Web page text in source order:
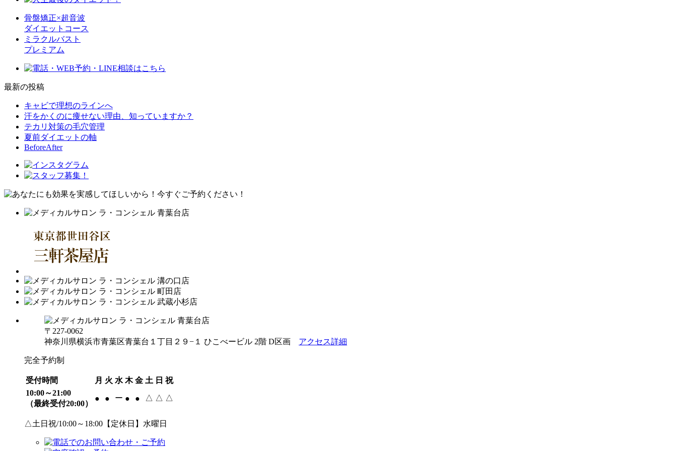
骨盤矯正×超音波
ダイエットコース
ミラクルバスト
プレミアム
最新の投稿
キャビで理想のラインへ
汗をかくのに痩せない理由、知っていますか？
テカリ対策の毛穴管理
夏前ダイエットの軸
BeforeAfter
〒227-0062
神奈川県横浜市青葉区青葉台１丁目２９−１ ひこべービル 2階 D区画 アクセス詳細
完全予約制
受付時間 月 火 水 木 金 土 日 祝
10:00～21:00
（最終受付20:00）
● ● ー ● ● △ △ △
△土日祝/10:00～18:00【定休日】水曜日